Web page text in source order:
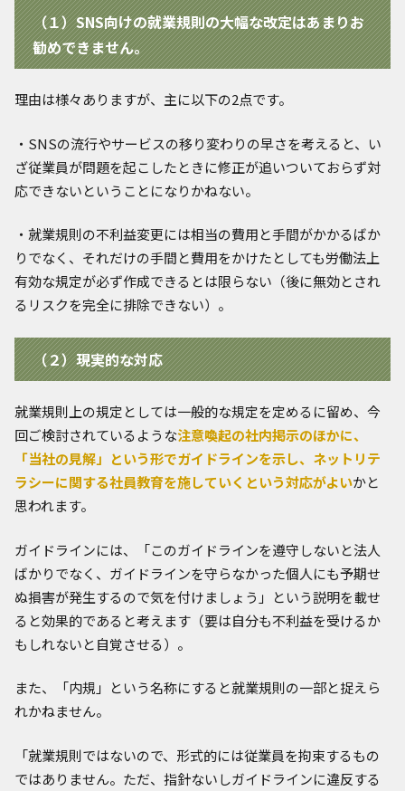
（１）SNS向けの就業規則の大幅な改定はあまりお
勧めできません。
理由は様々ありますが、主に以下の2点です。
・SNSの流行やサービスの移り変わりの早さを考えると、い
ざ従業員が問題を起こしたときに修正が追いついておらず対
応できないということになりかねない。
・就業規則の不利益変更には相当の費用と手間がかかるばか
りでなく、それだけの手間と費用をかけたとしても労働法上
有効な規定が必ず作成できるとは限らない（後に無効とされ
るリスクを完全に排除できない）。
（２）現実的な対応
就業規則上の規定としては一般的な規定を定めるに留め、今
回ご検討されているような注意喚起の社内掲示のほかに、
「当社の見解」という形でガイドラインを示し、ネットリテ
ラシーに関する社員教育を施していくという対応がよいかと
思われます。
ガイドラインには、「このガイドラインを遵守しないと法人
ばかりでなく、ガイドラインを守らなかった個人にも予期せ
ぬ損害が発生するので気を付けましょう」という説明を載せ
ると効果的であると考えます（要は自分も不利益を受けるか
もしれないと自覚させる）。
また、「内規」という名称にすると就業規則の一部と捉えら
れかねません。
「就業規則ではないので、形式的には従業員を拘束するもの
ではありません。ただ、指針ないしガイドラインに違反する